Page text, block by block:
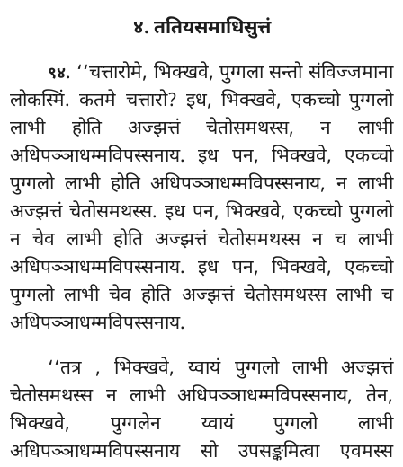
४. ततियसमाधिसुत्तं
९४. ‘‘चत्तारोमे, भिक्खवे, पुग्गला सन्तो संविज्जमाना
लोकस्मिं. कतमे चत्तारो? इध, भिक्खवे, एकच्चो पुग्गलो
लाभी होति अज्झत्तं चेतोसमथस्स, न लाभी
अधिपञ्ञाधम्मविपस्सनाय. इध पन, भिक्खवे, एकच्चो
पुग्गलो लाभी होति अधिपञ्ञाधम्मविपस्सनाय, न लाभी
अज्झत्तं चेतोसमथस्स. इध पन, भिक्खवे, एकच्चो पुग्गलो
न चेव लाभी होति अज्झत्तं चेतोसमथस्स न च लाभी
अधिपञ्ञाधम्मविपस्सनाय. इध पन, भिक्खवे, एकच्चो
पुग्गलो लाभी चेव होति अज्झत्तं चेतोसमथस्स लाभी च
अधिपञ्ञाधम्मविपस्सनाय.
‘‘तत्र , भिक्खवे, य्वायं पुग्गलो लाभी अज्झत्तं
चेतोसमथस्स न लाभी अधिपञ्ञाधम्मविपस्सनाय, तेन,
भिक्खवे, पुग्गलेन य्वायं पुग्गलो लाभी
अधिपञ्ञाधम्मविपस्सनाय सो उपसङ्कमित्वा एवमस्स